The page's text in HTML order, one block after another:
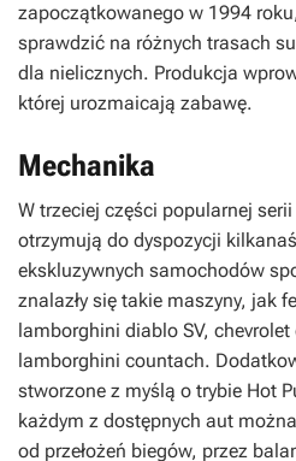
zapoczątkowanego w 1994
sprawdzić na różnych trasach
dla nielicznych. Produkcja
której urozmaicają zabawę.
Mechanika
W trzeciej części popularnej serii
otrzymują do dyspozycji
ekskluzywnych samochodów
znalazły się takie maszyny, jak
lamborghini diablo SV, chevrolet
lamborghini countach.
stworzone z myślą o trybie Hot
każdym z dostępnych aut
od przełożeń biegów, przez